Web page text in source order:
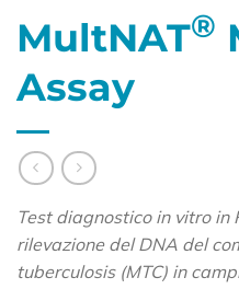
MultNAT®
Assay
Test diagnostico in vitro in
rilevazione del DNA del
tuberculosis (MTC) in